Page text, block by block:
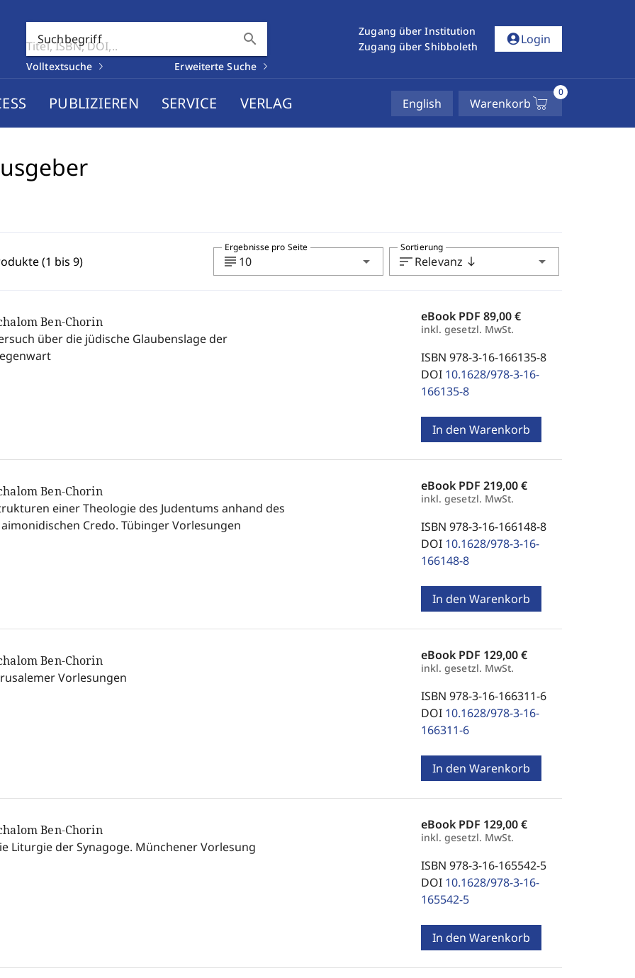
Suchbegriff search
Volltextsuche Erweiterte Suche
Zugang über Institution
Zugang über Shibboleth
account_circleLogin
PUBLIZIEREN SERVICE VERLAG English Warenkorb
0
(1 bis 9) subject 10 arrow_drop_down
Ergebnisse pro Seite
sortRelevanz south arrow_drop_down
Sortierung
Ben-Chorin
über die jüdische Glaubenslage der
eBook PDF 89,00 €
inkl. gesetzl. MwSt.
ISBN 978-3-16-166135-8
DOI 10.1628/978-3-16-
166135-8
In den Warenkorb
Ben-Chorin
einer Theologie des Judentums anhand des
Credo. Tübinger Vorlesungen
eBook PDF 219,00 €
inkl. gesetzl. MwSt.
ISBN 978-3-16-166148-8
DOI 10.1628/978-3-16-
166148-8
In den Warenkorb
Ben-Chorin
Vorlesungen
eBook PDF 129,00 €
inkl. gesetzl. MwSt.
ISBN 978-3-16-166311-6
DOI 10.1628/978-3-16-
166311-6
In den Warenkorb
Ben-Chorin
Liturgie der Synagoge. Münchener Vorlesung
eBook PDF 129,00 €
inkl. gesetzl. MwSt.
ISBN 978-3-16-165542-5
DOI 10.1628/978-3-16-
165542-5
In den Warenkorb